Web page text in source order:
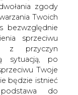
zgody
Twoich
bezwzględnie
sprzeciwu
z przyczyn
sytuacją, po
Twoje
będzie istnieć
do